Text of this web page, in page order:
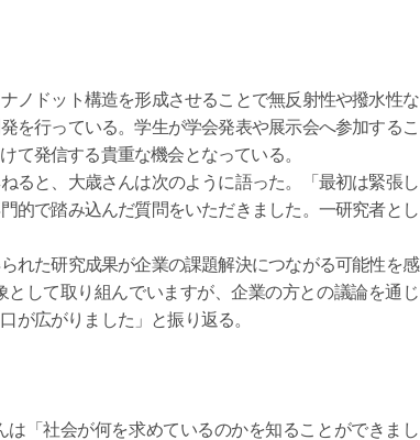
ノドット構造を形成させることで無反射性や撥水性な
を行っている。学生が学会発表や展示会へ参加するこ
て発信する貴重な機会となっている。
ると、大歳さんは次のように語った。「最初は緊張し
的で踏み込んだ質問をいただきました。一研究者とし
れた研究成果が企業の課題解決につながる可能性を感
して取り組んでいますが、企業の方との議論を通じ
が広がりました」と振り返る。
「社会が何を求めているのかを知ることができまし